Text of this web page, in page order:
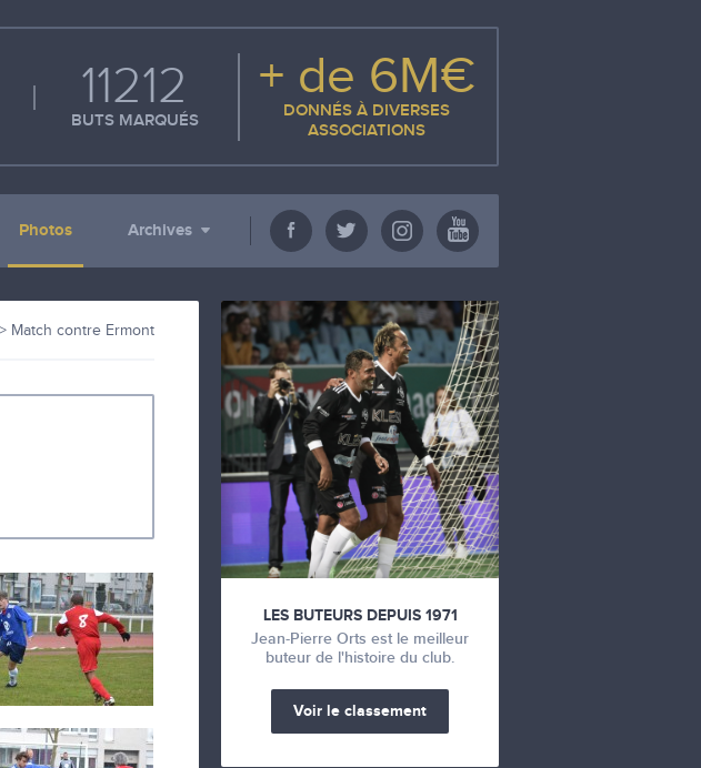
11212
BUTS MARQUÉS
+ de 6M€
DONNÉS À DIVERSES
ASSOCIATIONS
Photos Archives
Match contre Ermont
LES BUTEURS DEPUIS 1971
Jean-Pierre Orts est le meilleur
buteur de l'histoire du club.
Voir le classement